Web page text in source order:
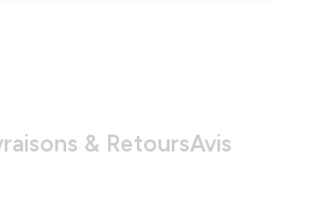
& RetoursAvis